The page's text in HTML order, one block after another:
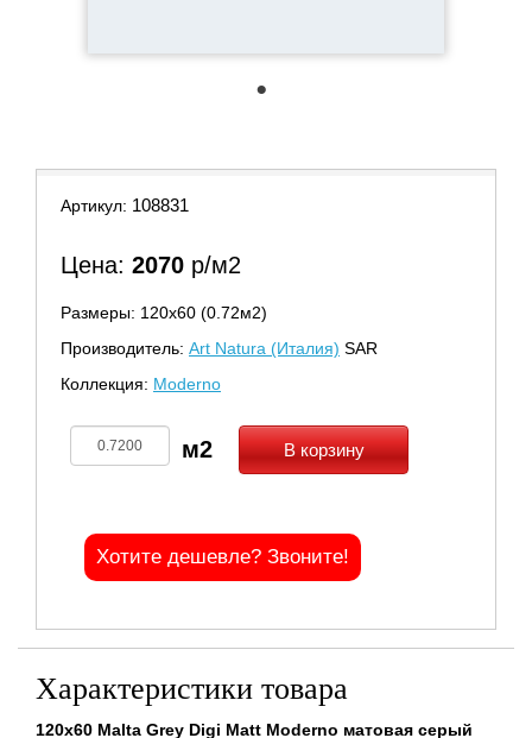
Артикул: 108831
Цена: 2070 р/м2
Размеры: 120х60 (0.72м2)
Производитель: Art Natura (Италия) SAR
Коллекция: Moderno
В корзину
Хотите дешевле? Звоните!
Характеристики товара
120x60 Malta Grey Digi Matt Moderno матовая серый